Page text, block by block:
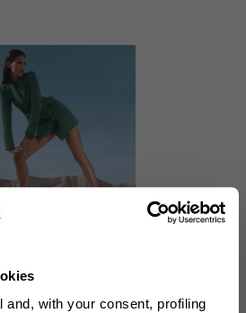
and, with your consent, profiling
die Carrie Mules in zarten Tönen
Rosé, für die So Nude